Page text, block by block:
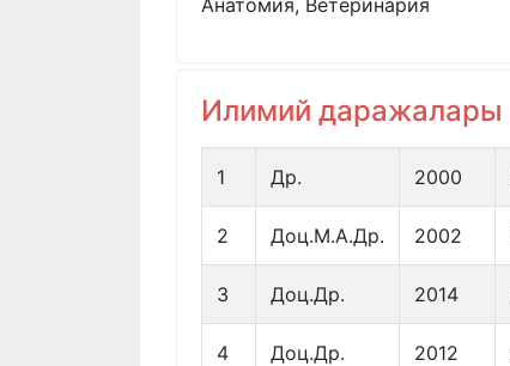
Анатомия, Ветеринария
Илимий даражалары
1 Др. 2000
2 Доц.М.А.Др. 2002
3 Доц.Др. 2014
4 Доц.Др. 2012